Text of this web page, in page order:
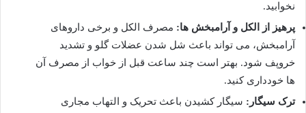
نخوابید.
پرهیز از الکل و آرامبخش ها: مصرف الکل و برخی داروهای
آرامبخش، می تواند باعث شل شدن عضلات گلو و تشدید
خروپف شود. بهتر است چند ساعت قبل از خواب از مصرف آن
ها خودداری کنید.
ترک سیگار: سیگار کشیدن باعث تحریک و التهاب مجاری